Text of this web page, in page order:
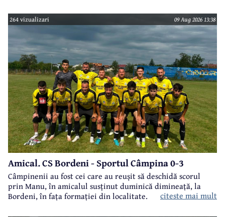
264 vizualizari 09 Aug 2026 13:38
Amical. CS Bordeni - Sportul Câmpina 0-3
Câmpinenii au fost cei care au reușit să deschidă scorul
prin Manu, în amicalul susținut duminică dimineață, la
Bordeni, în fața formației din localitate.
citeste mai mult